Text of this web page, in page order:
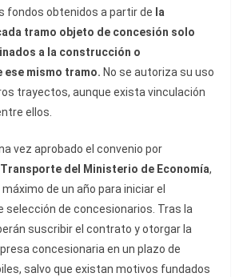
fondos obtenidos a partir de la
tramo objeto de concesión solo
a la construcción o
ese mismo tramo. No se autoriza su uso
trayectos, aunque exista vinculación
ellos.
vez aprobado el convenio por
del Ministerio de Economía,
de un año para iniciar el
selección de concesionarios. Tras la
suscribir el contrato y otorgar la
concesionaria en un plazo de
salvo que existan motivos fundados